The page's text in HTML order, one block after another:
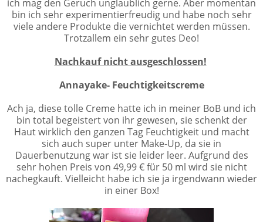
ich mag den Geruch unglaublich gerne. Aber momentan
bin ich sehr experimentierfreudig und habe noch sehr
viele andere Produkte die vernichtet werden müssen.
Trotzallem ein sehr gutes Deo!
Nachkauf nicht ausgeschlossen!
Annayake- Feuchtigkeitscreme
Ach ja, diese tolle Creme hatte ich in meiner BoB und ich
bin total begeistert von ihr gewesen, sie schenkt der
Haut wirklich den ganzen Tag Feuchtigkeit und macht
sich auch super unter Make-Up, da sie in
Dauerbenutzung war ist sie leider leer. Aufgrund des
sehr hohen Preis von 49,99 € für 50 ml wird sie nicht
nachegkauft. Vielleicht habe ich sie ja irgendwann wieder
in einer Box!